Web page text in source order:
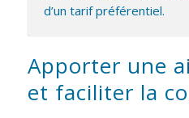
d’un tarif préférentiel.
Apporter une
et faciliter la